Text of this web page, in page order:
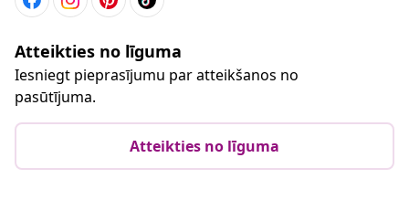
Atteikties no līguma
Iesniegt pieprasījumu par atteikšanos no
pasūtījuma.
Atteikties no līguma